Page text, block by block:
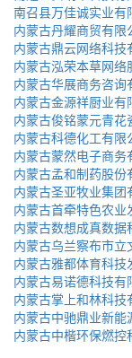
南召县万佳诚实业有
内蒙古丹耀商贸有限
内蒙古鼎云网络科技
内蒙古泓荣本草网络
内蒙古华展商务咨询
内蒙古金源祥厨业有
内蒙古俊铭蒙元青
内蒙古科德化工有限
内蒙古蒙然电子商务
内蒙古孟和制药股份
内蒙古圣亚牧业集团
内蒙古首牵特色农业
内蒙古数想成真数据
内蒙古乌兰察布市立
内蒙古雅都体育科技
内蒙古易诺德科技有
内蒙古掌上和林科技
内蒙古中驰鼎业新能
内蒙古中楷环保燃控